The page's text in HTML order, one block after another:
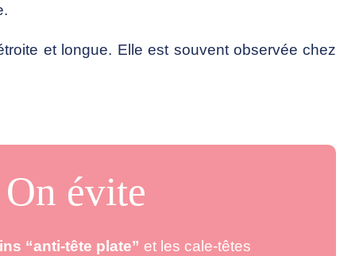
et longue. Elle est souvent observée chez
On évite
“anti-tête plate” et les cale-têtes